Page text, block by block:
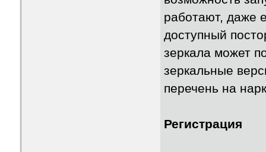
работают, даже
доступный
зеркала может
зеркальные
перечень на
Регистрация